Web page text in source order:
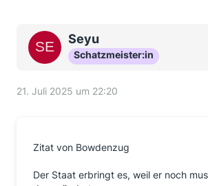
Seyu
Schatzmeister:in
21. Juli 2025 um 22:20
Zitat von Bowdenzug
Der Staat erbringt es, weil er noch